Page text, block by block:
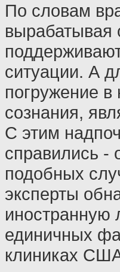
По словам
вырабатывая
ситуации. А
погружение
сознания,
С этим
справились -
подобных
эксперты
иностранную
единичных
клиниках